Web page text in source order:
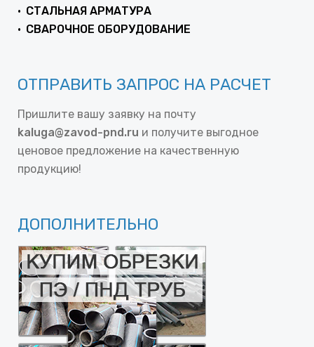
СТАЛЬНАЯ АРМАТУРА
СВАРОЧНОЕ ОБОРУДОВАНИЕ
ОТПРАВИТЬ ЗАПРОС НА РАСЧЕТ
Пришлите вашу заявку на почту
kaluga@zavod-pnd.ru и получите выгодное
ценовое предложение на качественную
продукцию!
ДОПОЛНИТЕЛЬНО